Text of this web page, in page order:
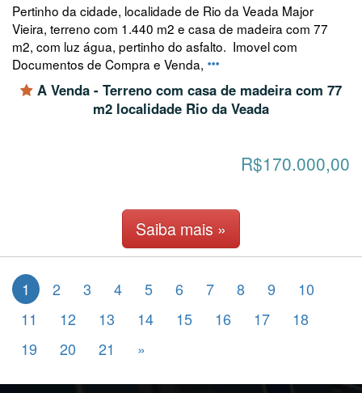
Pertinho da cidade, localidade de Rio da Veada Major
Vieira, terreno com 1.440 m2 e casa de madeira com 77
m2, com luz água, pertinho do asfalto. Imovel com
Documentos de Compra e Venda,
A Venda - Terreno com casa de madeira com 77
m2 localidade Rio da Veada
R$170.000,00
Saiba mais »
1 2 3 4 5 6 7 8 9
10
11
12 13 14 15 16 17
18
19
20 21 »